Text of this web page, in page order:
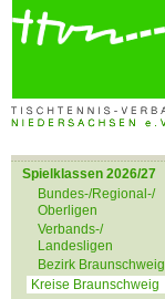
Spielklassen 2026/27
Bundes-/Regional-/
Oberligen
Verbands-/
Landesligen
Bezirk Braunschweig